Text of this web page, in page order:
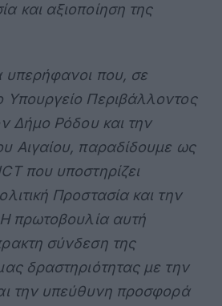
και αξιοποίηση της
υπερήφανοι που, σε
Υπουργείο Περιβάλλοντος
Δήμο Ρόδου και την
Αιγαίου, παραδίδουμε ως
που υποστηρίζει
Προστασία και την
Η πρωτοβουλία αυτή
σύνδεση της
δραστηριότητας με την
την υπεύθυνη προσφορά